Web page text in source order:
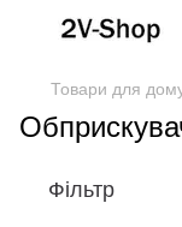
Товари для
Фільтр